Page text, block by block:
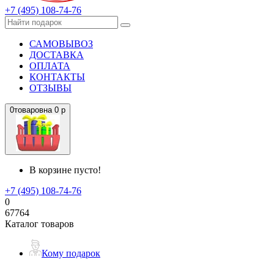
+7 (495) 108-74-76
САМОВЫВОЗ
ДОСТАВКА
ОПЛАТА
КОНТАКТЫ
ОТЗЫВЫ
0товаровна 0 р
В корзине пусто!
+7 (495) 108-74-76
0
67764
Каталог товаров
Кому подарок